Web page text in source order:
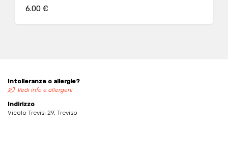
6.00 €
Intolleranze o allergie?
Vedi info e allergeni
Indirizzo
Vicolo Trevisi 29, Treviso